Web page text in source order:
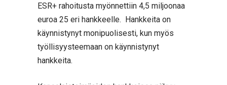
ESR+ rahoitusta myönnettiin 4,5 miljoonaa
euroa 25 eri hankkeelle. Hankkeita on
käynnistynyt monipuolisesti, kun myös
työllisyysteemaan on käynnistynyt
hankkeita.